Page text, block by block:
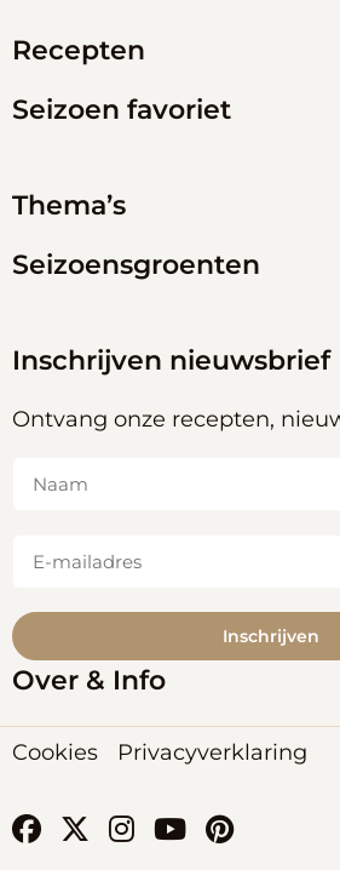
Recepten
Seizoen favoriet
Thema’s
Seizoensgroenten
Inschrijven nieuwsbrief
Ontvang onze recepten,
mailadres (Vereist)
Inschrijven
Over & Info
Cookies Privacyverklaring
Ga
GaGa Ga Ga